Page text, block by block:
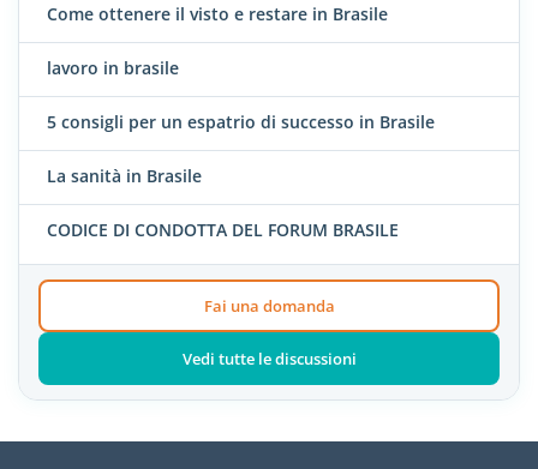
Come ottenere il visto e restare in Brasile
lavoro in brasile
5 consigli per un espatrio di successo in Brasile
La sanità in Brasile
CODICE DI CONDOTTA DEL FORUM BRASILE
Fai una domanda
Vedi tutte le discussioni